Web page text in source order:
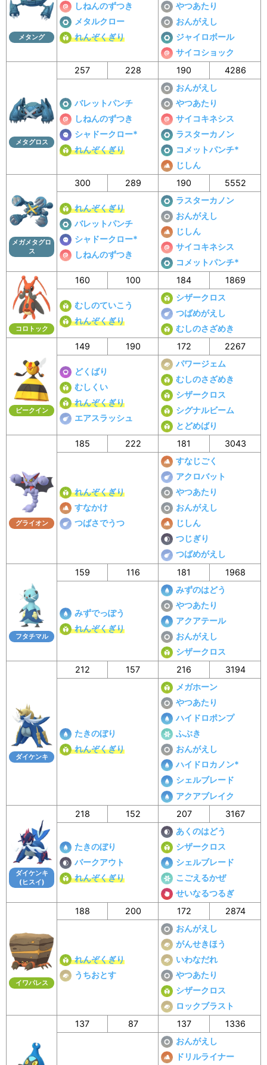
メタング
しねんのずつき
メタルクロー
れんぞくぎり
やつあたり
おんがえし
ジャイロボール
サイコショック
メタグロス
257 228 190 4286
バレットパンチ
しねんのずつき
シャドークロー*
れんぞくぎり
おんがえし
やつあたり
サイコキネシス
ラスターカノン
コメットパンチ*
じしん
メガメタグロ
ス
300 289 190 5552
れんぞくぎり
バレットパンチ
シャドークロー*
しねんのずつき
ラスターカノン
おんがえし
じしん
サイコキネシス
コメットパンチ*
コロトック
160 100 184 1869
むしのていこう
れんぞくぎり
シザークロス
つばめがえし
むしのさざめき
ビークイン
149 190 172 2267
どくばり
むしくい
れんぞくぎり
エアスラッシュ
パワージェム
むしのさざめき
シザークロス
シグナルビーム
とどめばり
グライオン
185 222 181 3043
れんぞくぎり
すなかけ
つばさでうつ
すなじごく
アクロバット
やつあたり
おんがえし
じしん
つじぎり
つばめがえし
フタチマル
159 116 181 1968
みずでっぽう
れんぞくぎり
みずのはどう
やつあたり
アクアテール
おんがえし
シザークロス
ダイケンキ
212 157 216 3194
たきのぼり
れんぞくぎり
メガホーン
やつあたり
ハイドロポンプ
ふぶき
おんがえし
ハイドロカノン*
シェルブレード
アクアブレイク
ダイケンキ
(ヒスイ)
218 152 207 3167
たきのぼり
バークアウト
れんぞくぎり
あくのはどう
シザークロス
シェルブレード
こごえるかぜ
せいなるつるぎ
イワパレス
188 200 172 2874
れんぞくぎり
うちおとす
おんがえし
がんせきほう
いわなだれ
やつあたり
シザークロス
ロックブラスト
137
87 137
1336
おんがえし
ドリルライナー